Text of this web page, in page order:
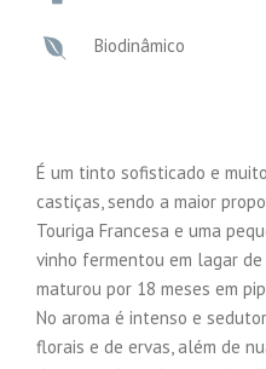
Biodinâmico
É um tinto sofisticado e
castiças, sendo a maior
Touriga Francesa e uma
vinho fermentou em lagar
maturou por 18 meses em
No aroma é intenso e
florais e de ervas, além de